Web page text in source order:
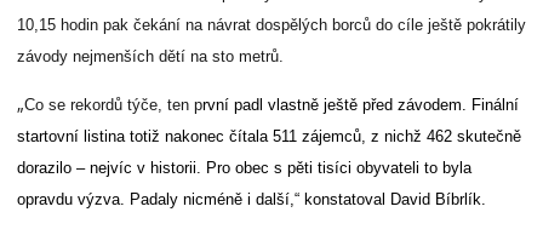
10,15 hodin pak čekání na návrat dospělých borců do cíle ještě pokrátily
závody nejmenších dětí na sto metrů.
„Co se rekordů týče, ten první padl vlastně ještě před závodem. Finální
startovní listina totiž nakonec čítala 511 zájemců, z nichž 462 skutečně
dorazilo – nejvíc v historii. Pro obec s pěti tisíci obyvateli to byla
opravdu výzva. Padaly nicméně i další,“ konstatoval David Bíbrlík.